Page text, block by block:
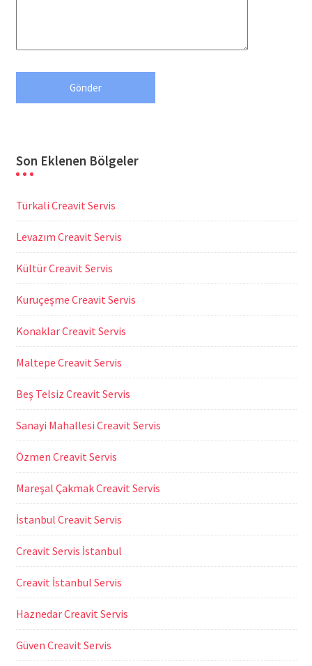
Son Eklenen Bölgeler
Türkali Creavit Servis
Levazım Creavit Servis
Kültür Creavit Servis
Kuruçeşme Creavit Servis
Konaklar Creavit Servis
Maltepe Creavit Servis
Beş Telsiz Creavit Servis
Sanayi Mahallesi Creavit Servis
Özmen Creavit Servis
Mareşal Çakmak Creavit Servis
İstanbul Creavit Servis
Creavit Servis İstanbul
Creavit İstanbul Servis
Haznedar Creavit Servis
Güven Creavit Servis